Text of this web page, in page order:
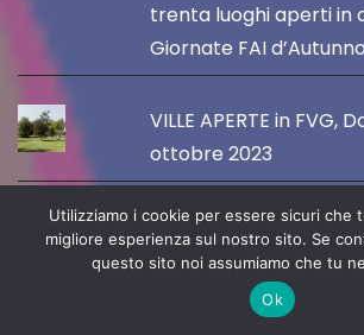
trenta luoghi aperti in
Giornate FAI d’Autunno
VILLE APERTE in FVG,
ottobre 2023
GIORNATE FAI
APERTURE IN 9
SABATO 15 E
Utilizziamo i cookie per essere sicuri che
migliore esperienza sul nostro sito. Se
questo sito noi assumiamo che tu
Ok